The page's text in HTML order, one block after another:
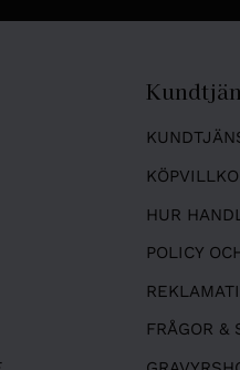
HUR
POLICY
FRÅGOR &